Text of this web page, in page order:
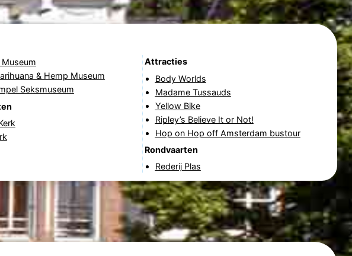
& Hemp Museum
Seksmuseum
Attracties
Body Worlds
Madame Tussauds
Yellow Bike
Ripley’s Believe It or Not!
Hop on Hop off Amsterdam bustour
Rondvaarten
Rederij Plas